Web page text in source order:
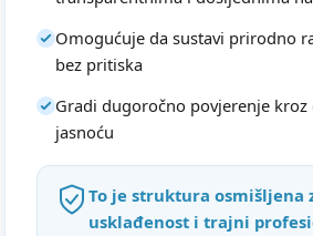
Omogućuje da sustavi prirodno
bez pritiska
Gradi dugoročno povjerenje
jasnoću
To je struktura osmišljena
usklađenost i trajni